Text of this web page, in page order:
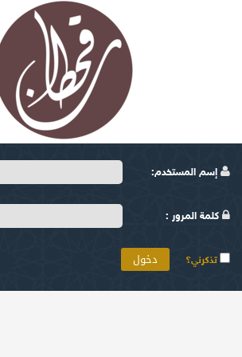
إسم المستخدم:
كلمة المرور :
تذكرني؟